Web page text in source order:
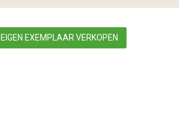
EIGEN EXEMPLAAR VERKOPEN